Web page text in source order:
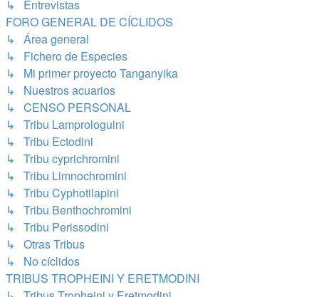
↳ Entrevistas
FORO GENERAL DE CÍCLIDOS
↳ Área general
↳ Fichero de Especies
↳ Mi primer proyecto Tanganyika
↳ Nuestros acuarios
↳ CENSO PERSONAL
↳ Tribu Lamprologuini
↳ Tribu Ectodini
↳ Tribu cyprichromini
↳ Tribu Limnochromini
↳ Tribu Cyphotilapini
↳ Tribu Benthochromini
↳ Tribu Perissodini
↳ Otras Tribus
↳ No cíclidos
TRIBUS TROPHEINI Y ERETMODINI